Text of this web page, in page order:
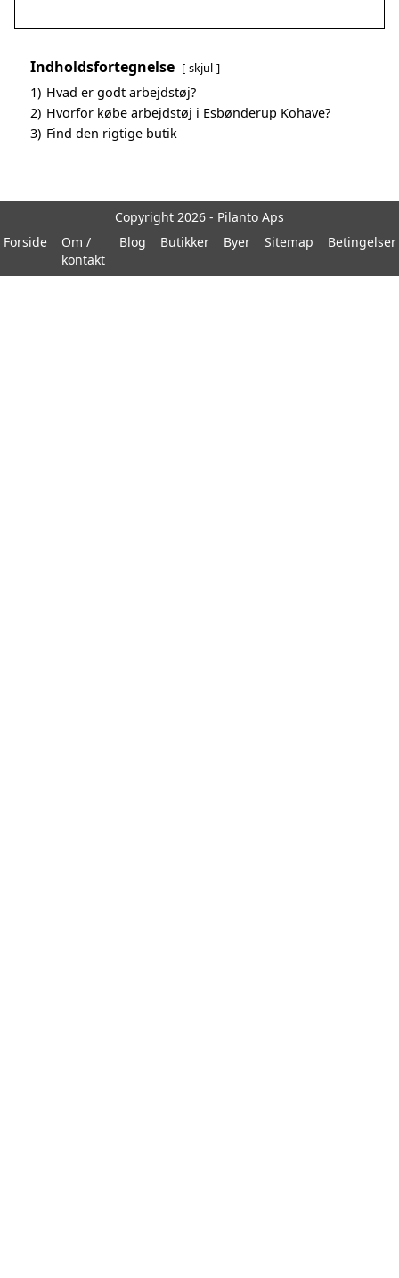
Indholdsfortegnelse skjul
1) Hvad er godt arbejdstøj?
2) Hvorfor købe arbejdstøj i Esbønderup Kohave?
3) Find den rigtige butik
Copyright 2026 - Pilanto Aps
Forside
Om /
kontakt
Blog Butikker Byer Sitemap Betingelser